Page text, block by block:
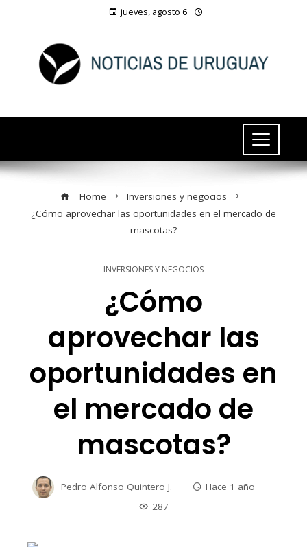
jueves, agosto 6
Home
Inversiones y negocios
¿Cómo aprovechar las oportunidades en el mercado de
mascotas?
INVERSIONES Y NEGOCIOS
¿Cómo
aprovechar las
oportunidades en
el mercado de
mascotas?
Pedro Alfonso Quintero J.
Hace 1 año
287